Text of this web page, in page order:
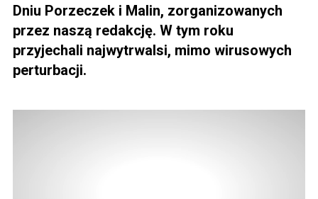
Dniu Porzeczek i Malin, zorganizowanych
przez naszą redakcję. W tym roku
przyjechali najwytrwalsi, mimo wirusowych
perturbacji.